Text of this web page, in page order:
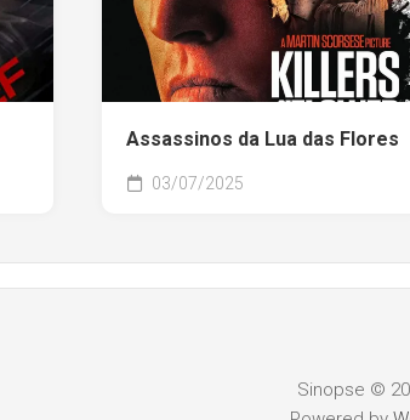
Assassinos da Lua das Flores
03/07/2025
Sinopse ©